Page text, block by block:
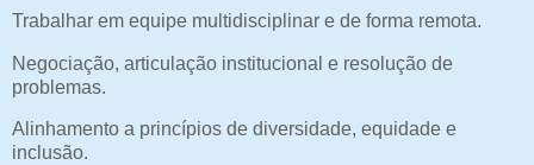
Trabalhar em equipe multidisciplinar e de forma remota.
Negociação, articulação institucional e resolução de
problemas.
Alinhamento a princípios de diversidade, equidade e
inclusão.